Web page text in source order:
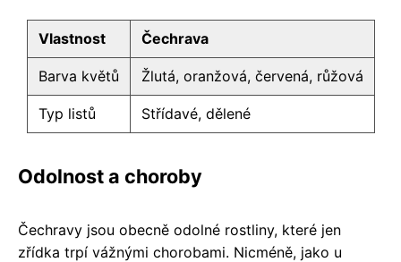
Vlastnost Čechrava
Barva květů Žlutá, oranžová, červená, růžová
Typ listů Střídavé, dělené
Odolnost a choroby
Čechravy jsou obecně odolné rostliny, které jen
zřídka trpí vážnými chorobami. Nicméně, jako u